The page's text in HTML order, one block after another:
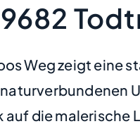
Weg zeigt
auf die